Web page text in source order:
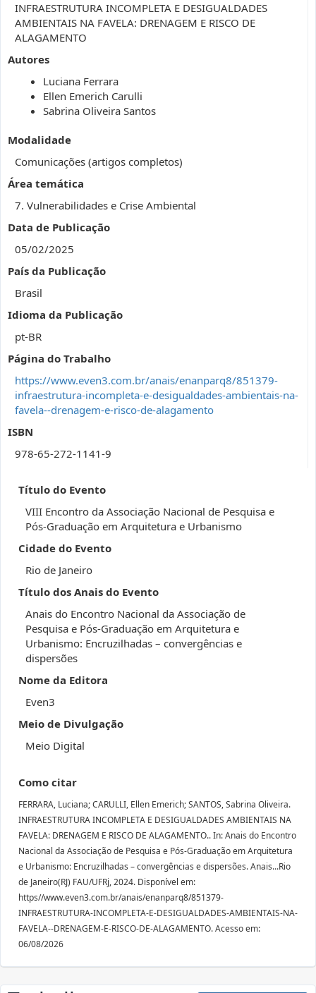
INFRAESTRUTURA INCOMPLETA E DESIGUALDADES
AMBIENTAIS NA FAVELA: DRENAGEM E RISCO DE
ALAGAMENTO
Autores
Luciana Ferrara
Ellen Emerich Carulli
Sabrina Oliveira Santos
Modalidade
Comunicações (artigos completos)
Área temática
7. Vulnerabilidades e Crise Ambiental
Data de Publicação
05/02/2025
País da Publicação
Brasil
Idioma da Publicação
pt-BR
Página do Trabalho
https://www.even3.com.br/anais/enanparq8/851379-
infraestrutura-incompleta-e-desigualdades-ambientais-na-
favela--drenagem-e-risco-de-alagamento
ISBN
978-65-272-1141-9
Título do Evento
VIII Encontro da Associação Nacional de Pesquisa e
Pós-Graduação em Arquitetura e Urbanismo
Cidade do Evento
Rio de Janeiro
Título dos Anais do Evento
Anais do Encontro Nacional da Associação de
Pesquisa e Pós-Graduação em Arquitetura e
Urbanismo: Encruzilhadas – convergências e
dispersões
Nome da Editora
Even3
Meio de Divulgação
Meio Digital
Como citar
FERRARA, Luciana; CARULLI, Ellen Emerich; SANTOS, Sabrina Oliveira.
INFRAESTRUTURA INCOMPLETA E DESIGUALDADES AMBIENTAIS NA
FAVELA: DRENAGEM E RISCO DE ALAGAMENTO.. In: Anais do Encontro
Nacional da Associação de Pesquisa e Pós-Graduação em Arquitetura
e Urbanismo: Encruzilhadas – convergências e dispersões. Anais...Rio
de Janeiro(RJ) FAU/UFRj, 2024. Disponível em:
https//www.even3.com.br/anais/enanparq8/851379-
INFRAESTRUTURA-INCOMPLETA-E-DESIGUALDADES-AMBIENTAIS-NA-
FAVELA--DRENAGEM-E-RISCO-DE-ALAGAMENTO. Acesso em:
06/08/2026